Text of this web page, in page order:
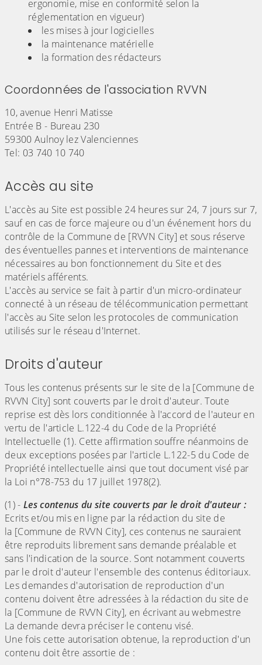
ergonomie, mise en conformité selon la
réglementation en vigueur)
les mises à jour logicielles
la maintenance matérielle
la formation des rédacteurs
Coordonnées de l'association RVVN
10, avenue Henri Matisse
Entrée B - Bureau 230
59300 Aulnoy lez Valenciennes
Tel: 03 740 10 740
Accès au site
L'accès au Site est possible 24 heures sur 24, 7 jours sur 7,
sauf en cas de force majeure ou d'un événement hors du
contrôle de la Commune de [RVVN City] et sous réserve
des éventuelles pannes et interventions de maintenance
nécessaires au bon fonctionnement du Site et des
matériels afférents.
L'accès au service se fait à partir d'un micro-ordinateur
connecté à un réseau de télécommunication permettant
l'accès au Site selon les protocoles de communication
utilisés sur le réseau d'Internet.
Droits d'auteur
Tous les contenus présents sur le site de la [Commune de
RVVN City] sont couverts par le droit d'auteur. Toute
reprise est dès lors conditionnée à l'accord de l'auteur en
vertu de l'article L.122-4 du Code de la Propriété
Intellectuelle (1). Cette affirmation souffre néanmoins de
deux exceptions posées par l'article L.122-5 du Code de
Propriété intellectuelle ainsi que tout document visé par
la Loi n°78-753 du 17 juillet 1978(2).
(1) - Les contenus du site couverts par le droit d'auteur :
Ecrits et/ou mis en ligne par la rédaction du site de
la [Commune de RVVN City], ces contenus ne sauraient
être reproduits librement sans demande préalable et
sans l'indication de la source. Sont notamment couverts
par le droit d'auteur l'ensemble des contenus éditoriaux.
Les demandes d'autorisation de reproduction d'un
contenu doivent être adressées à la rédaction du site de
la [Commune de RVVN City], en écrivant au webmestre
La demande devra préciser le contenu visé.
Une fois cette autorisation obtenue, la reproduction d'un
contenu doit être assortie de :